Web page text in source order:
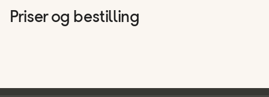
Priser og bestilling